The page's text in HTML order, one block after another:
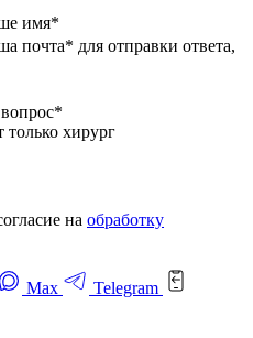
имя*
почта* для отправки ответа,
*
только хирург
на обработку
Max
Telegram